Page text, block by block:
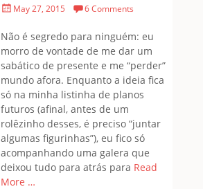
PostedMay 27, 2015 6 Comments
Não é segredo para ninguém: eu
morro de vontade de me dar um
sabático de presente e me “perder”
mundo afora. Enquanto a ideia fica
só na minha listinha de planos
futuros (afinal, antes de um
rolêzinho desses, é preciso “juntar
algumas figurinhas”), eu fico só
acompanhando uma galera que
deixou tudo para atrás para Read
More …